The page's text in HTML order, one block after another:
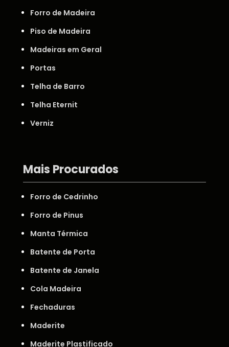
Forro de Madeira
Piso de Madeira
Madeiras em Geral
Portas
Telha de Barro
Telha Eternit
Verniz
Mais Procurados
Forro de Cedrinho
Forro de Pinus
Manta Térmica
Batente de Porta
Batente de Janela
Cola Madeira
Fechaduras
Maderite
Maderite Plastificado